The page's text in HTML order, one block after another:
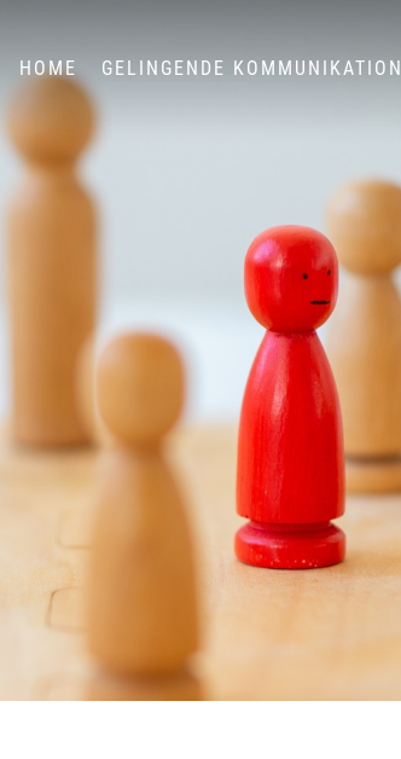
HOME GELINGENDE KOMMUNIKATION